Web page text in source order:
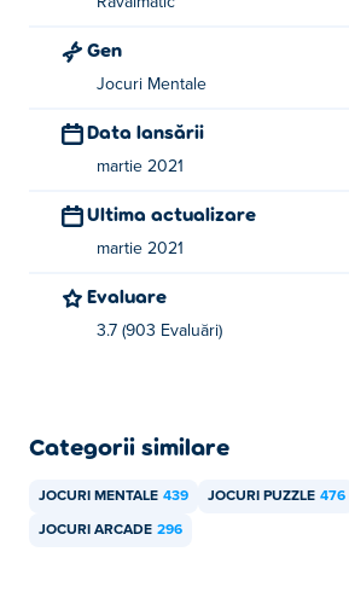
Gen
Jocuri Mentale
Data lansării
martie 2021
Ultima actualizare
martie 2021
Evaluare
3.7 (903 Evaluări)
Categorii similare
JOCURI MENTALE 439 JOCURI PUZZLE 476
JOCURI ARCADE 296